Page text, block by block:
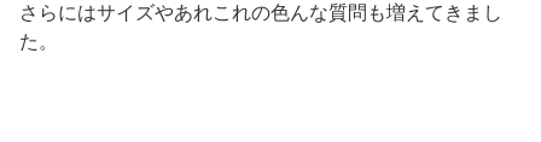
さらにはサイズやあれこれの色んな質問も増えてきまし
た。